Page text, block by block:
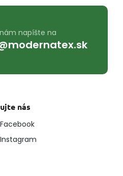
napíšte na
nás
Facebook
Instagram